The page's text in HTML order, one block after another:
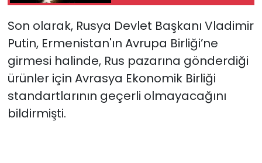
Son olarak, Rusya Devlet Başkanı Vladimir
Putin, Ermenistan'ın Avrupa Birliği’ne
girmesi halinde, Rus pazarına gönderdiği
ürünler için Avrasya Ekonomik Birliği
standartlarının geçerli olmayacağını
bildirmişti.